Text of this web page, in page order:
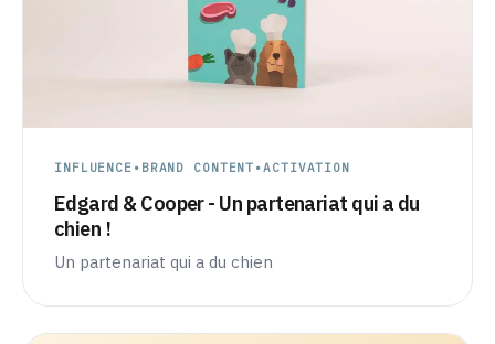
INFLUENCE • BRAND CONTENT •ACTIVATION
Edgard & Cooper - Un partenariat qui a du
chien !
Un partenariat qui a du chien